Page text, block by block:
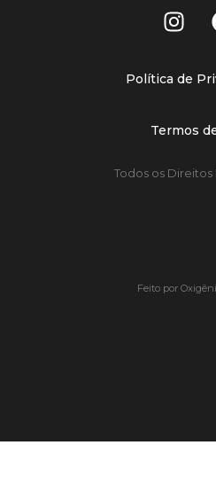
Política de
Termos
Todos os Direitos
Feito por